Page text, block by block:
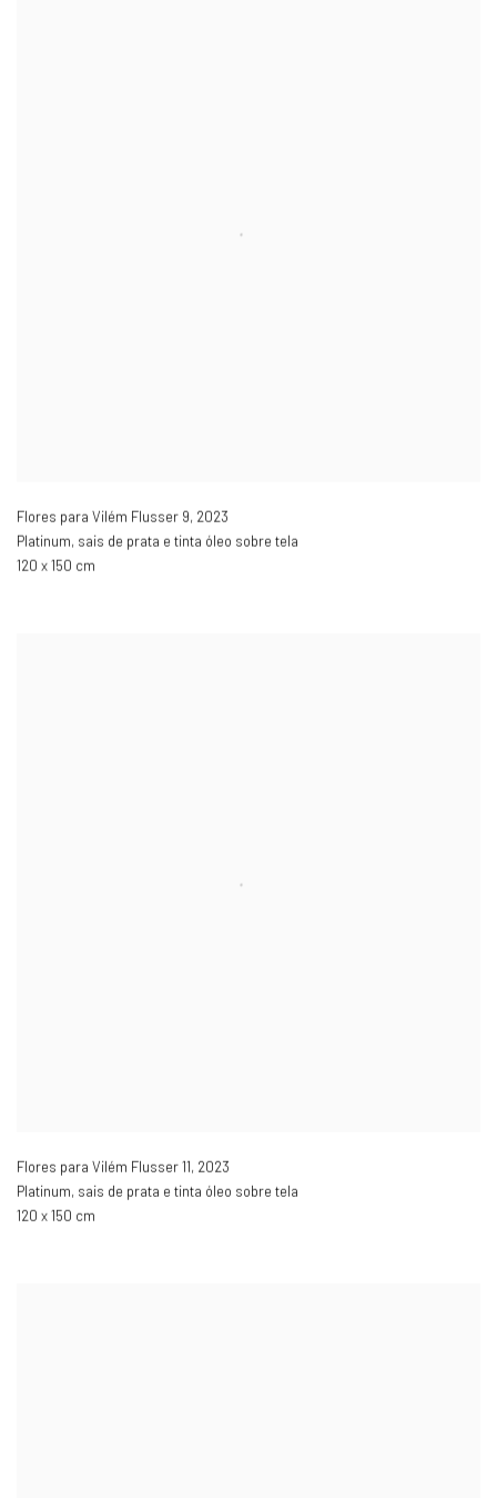
Flores para Vilém Flusser 9, 2023
Platinum, sais de prata e tinta óleo sobre tela
120 x 150 cm
Flores para Vilém Flusser 11, 2023
Platinum, sais de prata e tinta óleo sobre tela
120 x 150 cm